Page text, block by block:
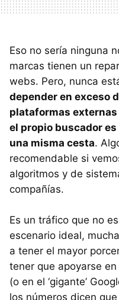
Eso no sería ninguna
marcas tienen un
webs. Pero, nunca
depender en exceso
plataformas
el propio buscador
una misma cesta.
recomendable si
algoritmos y de
compañías.
Es un tráfico que no
escenario ideal,
a tener el mayor
tener que apoyarse
(o en el ‘gigante’
los números dicen